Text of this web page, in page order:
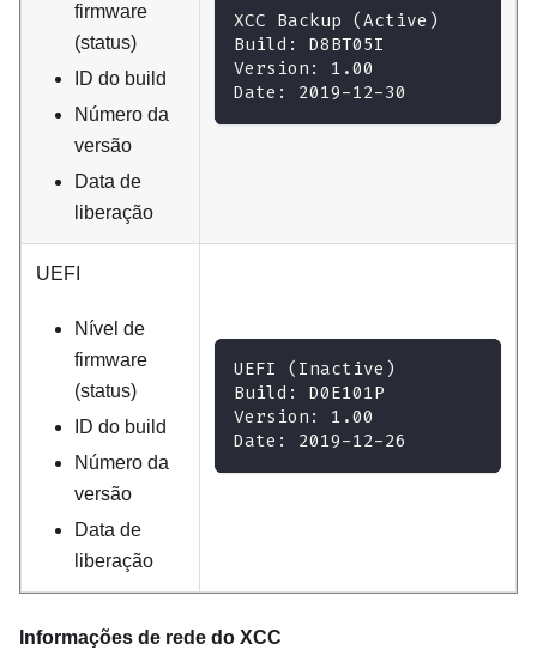
firmware
(status)
ID do build
Número da
versão
Data de
liberação
XCC Backup (Active)
Build: D8BT05I
Version: 1.00
Date: 2019-12-30
UEFI
Nível de
firmware
(status)
ID do build
Número da
versão
Data de
liberação
UEFI (Inactive)
Build: D0E101P
Version: 1.00
Date: 2019-12-26
Informações de rede do XCC